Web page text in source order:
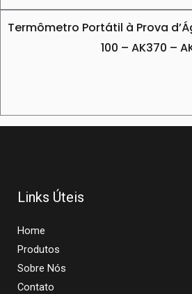
Termômetro Portátil à Prova
100 – AK370 –
Links Úteis
Home
Produtos
Sobre Nós
Contato